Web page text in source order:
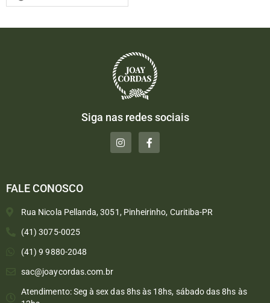
Siga nas redes sociais
FALE CONOSCO
Rua Nicola Pellanda, 3051, Pinheirinho, Curitiba-PR
(41) 3075-0025
(41) 9 9880-2048
sac@joaycordas.com.br
Atendimento: Seg à sex das 8hs às 18hs, sábado das 8hs às